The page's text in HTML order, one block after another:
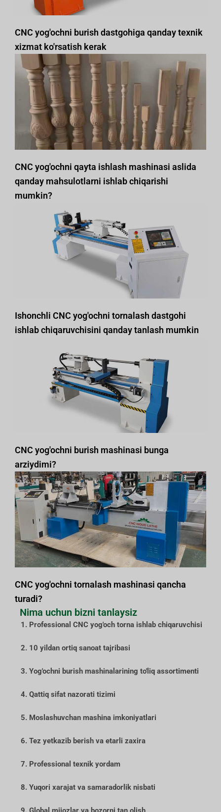
CNC yog'ochni burish dastgohiga qanday texnik
xizmat ko'rsatish kerak
CNC yog'ochni qayta ishlash mashinasi aslida
qanday mahsulotlarni ishlab chiqarishi
mumkin?
Ishonchli CNC yog'ochni tornalash dastgohi
ishlab chiqaruvchisini qanday tanlash mumkin
CNC yog'ochni burish mashinasi bunga
arziydimi?
CNC yog'ochni tornalash mashinasi qancha
turadi?
Nima uchun bizni tanlaysiz
1. Professional CNC yog'och torna ishlab chiqaruvchisi
2. 10 yildan ortiq sanoat tajribasi
3. Yog'ochni burish mashinalarining to'liq assortimenti
4. Qattiq sifat nazorati tizimi
5. Moslashuvchan mashina imkoniyatlari
6. Tez yetkazib berish va etarli zaxira
7. Professional texnik yordam
8. Yuqori xarajat va samaradorlik nisbati